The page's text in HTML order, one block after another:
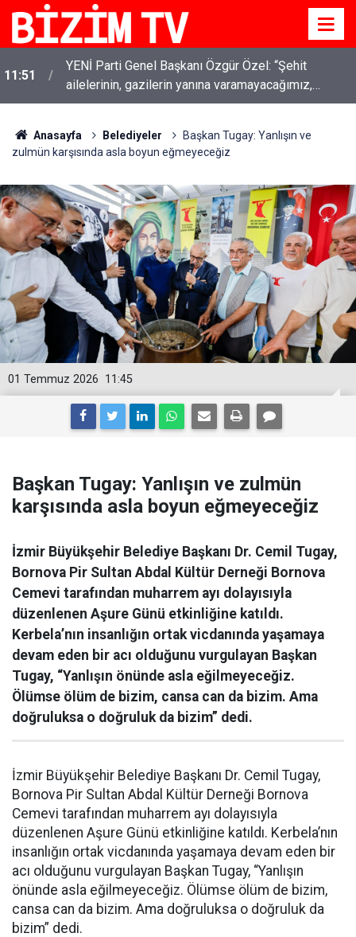
11:51
YENİ Parti Genel Başkanı Özgür Özel: “Şehit
ailelerinin, gazilerin yanına varamayacağımız,
gözüne bakamayacağımız işlerin içinde olmayız”
Anasayfa Belediyeler
Başkan Tugay: Yanlışın ve
zulmün karşısında asla boyun eğmeyeceğiz
11:45
01 Temmuz 2026
Başkan Tugay: Yanlışın ve zulmün
karşısında asla boyun eğmeyeceğiz
İzmir Büyükşehir Belediye Başkanı Dr. Cemil Tugay,
Bornova Pir Sultan Abdal Kültür Derneği Bornova
Cemevi tarafından muharrem ayı dolayısıyla
düzenlenen Aşure Günü etkinliğine katıldı.
Kerbela’nın insanlığın ortak vicdanında yaşamaya
devam eden bir acı olduğunu vurgulayan Başkan
Tugay, “Yanlışın önünde asla eğilmeyeceğiz.
Ölümse ölüm de bizim, cansa can da bizim. Ama
doğruluksa o doğruluk da bizim” dedi.
İzmir Büyükşehir Belediye Başkanı Dr. Cemil Tugay,
Bornova Pir Sultan Abdal Kültür Derneği Bornova
Cemevi tarafından muharrem ayı dolayısıyla
düzenlenen Aşure Günü etkinliğine katıldı. Kerbela’nın
insanlığın ortak vicdanında yaşamaya devam eden bir
acı olduğunu vurgulayan Başkan Tugay, “Yanlışın
önünde asla eğilmeyeceğiz. Ölümse ölüm de bizim,
cansa can da bizim. Ama doğruluksa o doğruluk da
bizim” dedi.